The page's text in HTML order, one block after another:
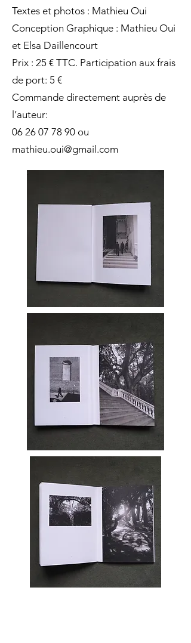
Textes et photos : Mathieu Oui
Conception Graphique : Mathieu Oui
et Elsa Daillencourt
Prix : 25 € TTC. Participation aux frais
de port: 5 €
Commande directement auprès de
l’auteur:
06 26 07 78 90 ou
mathieu.oui@gmail.com